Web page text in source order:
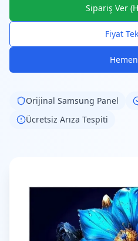
Sipariş Ver
Fiyat
Orijinal Samsung Panel
Ücretsiz Arıza Tespiti